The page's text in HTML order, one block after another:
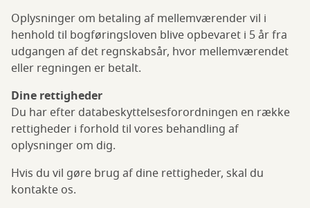
Oplysninger om betaling af mellemværender vil i
henhold til bogføringsloven blive opbevaret i 5 år fra
udgangen af det regnskabsår, hvor mellemværendet
eller regningen er betalt.
Dine rettigheder
Du har efter databeskyttelsesforordningen en række
rettigheder i forhold til vores behandling af
oplysninger om dig.
Hvis du vil gøre brug af dine rettigheder, skal du
kontakte os.